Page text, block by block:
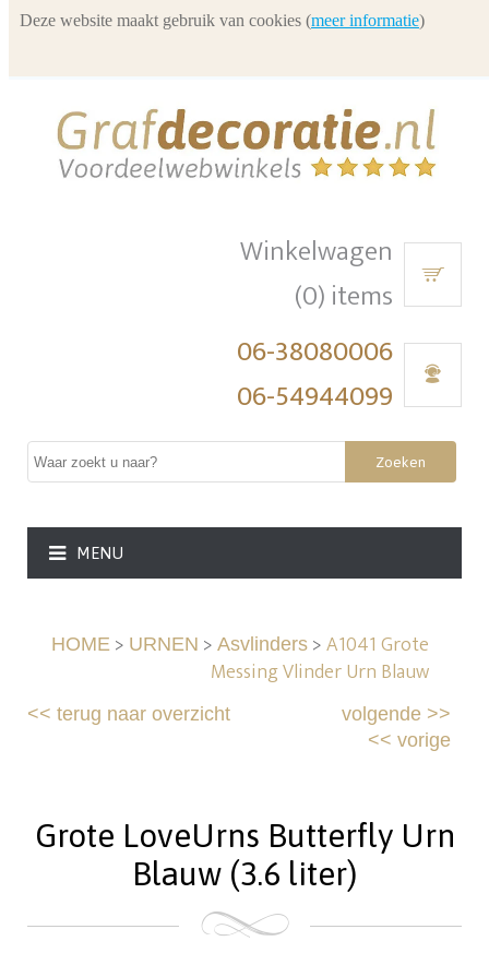
Winkelwagen
(0) items
06-38080006
06-54944099
Zoeken
MENU
HOME> URNEN > Asvlinders>A1041 Grote
Messing Vlinder Urn Blauw
<<terug naar overzicht volgende>>
<< vorige
Grote LoveUrns Butterfly Urn
Blauw (3.6 liter)
Deze website maakt gebruik van cookies (meer informatie)